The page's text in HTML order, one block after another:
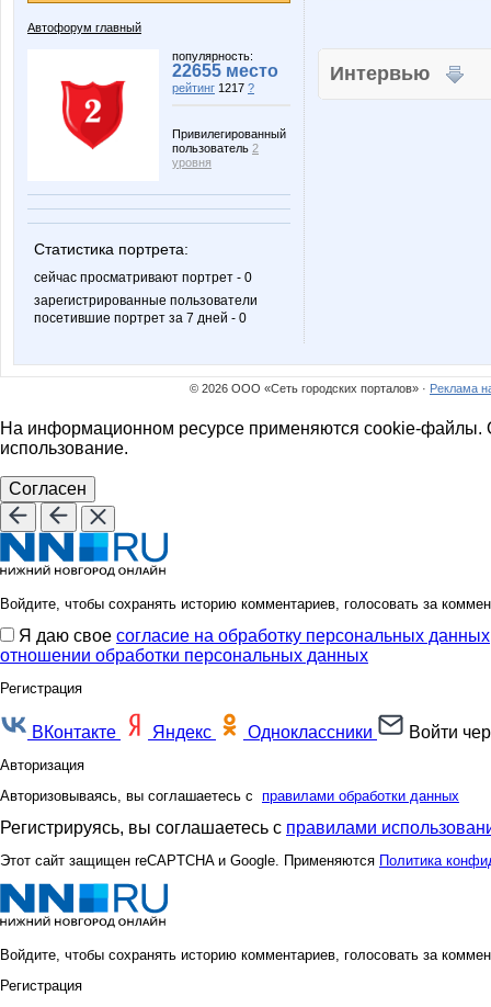
Автофорум главный
популярность:
22655 место
рейтинг 1217 ?
Привилегированный
пользователь 2
уровня
Статистика портрета:
сейчас просматривают портрет - 0
зарегистрированные пользователи
посетившие портрет за 7 дней - 0
Интервью
© 2026 ООО «Сеть городских порталов» · Реклама
На информационном ресурсе применяются cookie-файлы.
использование.
Согласен
Войдите, чтобы сохранять историю комментариев, голосовать за
Я даю свое согласие на обработку персональных данных
отношении обработки персональных данных
Регистрация
ВКонтакте Яндекс Одноклассники Войти
Авторизация
Авторизовываясь, вы соглашаетесь с правилами обработки данных
Регистрируясь, вы соглашаетесь с правилами
Этот сайт защищен reCAPTCHA и Google. Применяются Политика
Войдите, чтобы сохранять историю комментариев, голосовать за
Регистрация